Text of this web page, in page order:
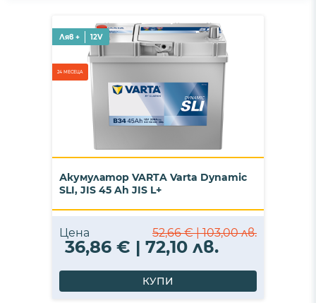
Ляв + 12V
24 МЕСЕЦА
Акумулатор VARTA Varta Dynamic
SLI, JIS 45 Ah JIS L+
Цена 52,66 € | 103,00 лв.
36,86 € | 72,10 лв.
КУПИ